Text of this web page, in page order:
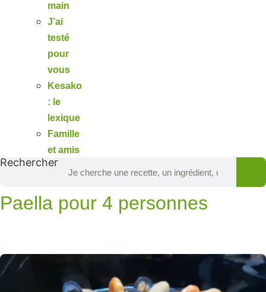
main
J’ai
testé
pour
vous
Kesako
: le
lexique
Famille
et amis
Rechercher
Paella pour 4 personnes